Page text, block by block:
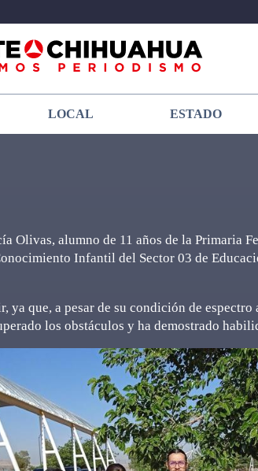
LOCAL ESTADO
Olivas, alumno de 11 años de la Primaria
Infantil del Sector 03 de
ya que, a pesar de su condición de
los obstáculos y ha demostrado